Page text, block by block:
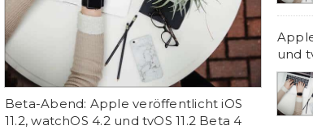
Beta-Abend: Apple veröffentlicht iOS
11.2, watchOS 4.2 und tvOS 11.2 Beta 4
und